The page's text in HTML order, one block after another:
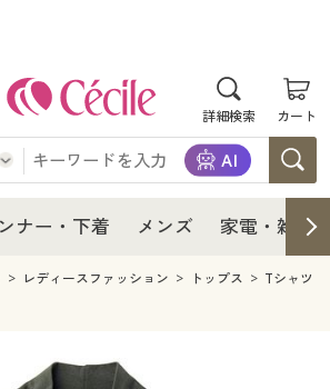
詳細検索 カート
ン
べて
ナー・下着 メンズ 家電・雑貨
て
ョンべて
レディースファッション トップス Tシャツ